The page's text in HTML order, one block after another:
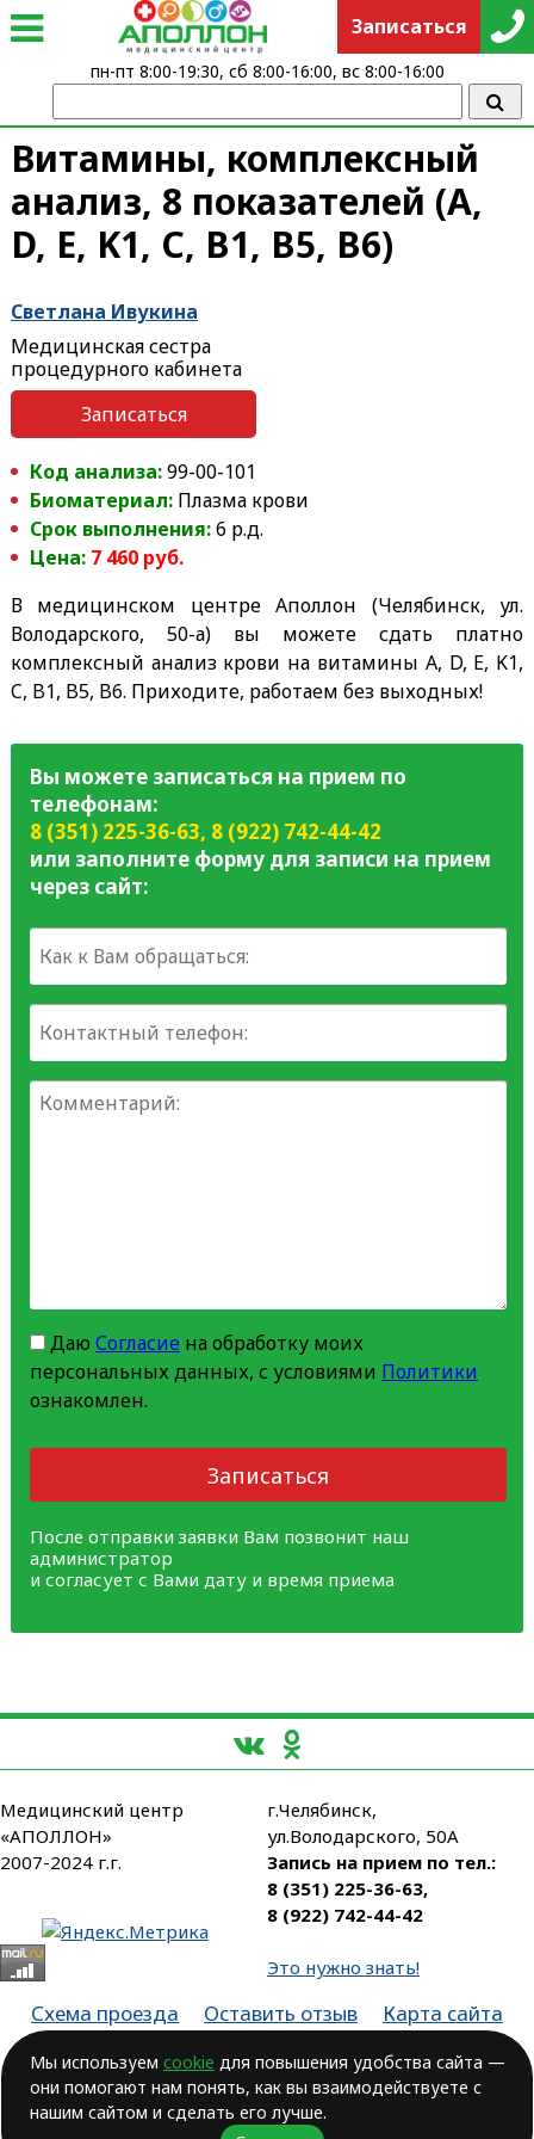
Витамины, комплексный
анализ, 8 показателей (A,
D, E, K1, C, B1, B5, B6)
Светлана Ивукина
Медицинская сестра
процедурного кабинета
Записаться
Код анализа:99-00-101
Биоматериал: Плазма крови
Срок выполнения:6 р.д.
Цена: 7 460 руб.
В медицинском центре Аполлон (Челябинск, ул.
Володарского, 50-а) вы можете сдать платно
комплексный анализ крови на витамины A, D, E, K1,
C, B1, B5, B6. Приходите, работаем без выходных!
Вы можете записаться на прием по
телефонам:
8 (351) 225-36-63, 8 (922) 742-44-42
или заполните форму для записи на прием
через сайт:
Даю Согласиена обработку моих
персональных данных, с условиями Политики
ознакомлен.
Записаться
После отправки заявки Вам позвонит наш
администратор
и согласует с Вами дату и время приема
Медицинский центр
«АПОЛЛОН»
2007-2024 г.г.
г.Челябинск,
ул.Володарского, 50А
Запись на прием по тел.:
8 (351) 225-36-63,
8 (922) 742-44-42
Это нужно знать!
Схема проезда Оставить отзыв
Карта сайта
Лицензия № ЛО-74-01-003806, от 14.10.2016, выдана Министерством
здравоохранения Челябинской области
Записаться
пн-пт 8:00-19:30, сб 8:00-16:00, вс 8:00-16:00
Мы используем cookie для повышения удобства сайта —
они помогают нам понять, как вы взаимодействуете с
нашим сайтом и сделать его лучше.